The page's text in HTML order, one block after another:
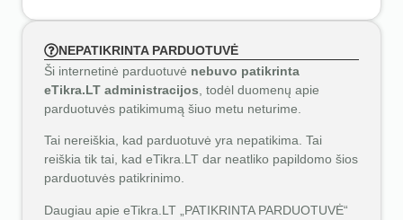
NEPATIKRINTA PARDUOTUVĖ
Ši internetinė parduotuvė nebuvo patikrinta
eTikra.LT administracijos , todėl duomenų apie
parduotuvės patikimumą šiuo metu neturime.
Tai nereiškia, kad parduotuvė yra nepatikima. Tai
reiškia tik tai, kad eTikra.LT dar neatliko papildomo šios
parduotuvės patikrinimo.
Daugiau apie eTikra.LT „PATIKRINTA PARDUOTUVĖ“